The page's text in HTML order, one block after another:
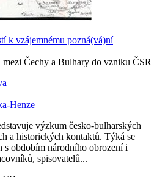
k vzájemnému pozná(vá)ní
Čechy a Bulhary do vzniku ČSR
Henze
výzkum česko-bulharských
a historických kontaktů. Týká se
s obdobím národního obrození i
spisovatelů...